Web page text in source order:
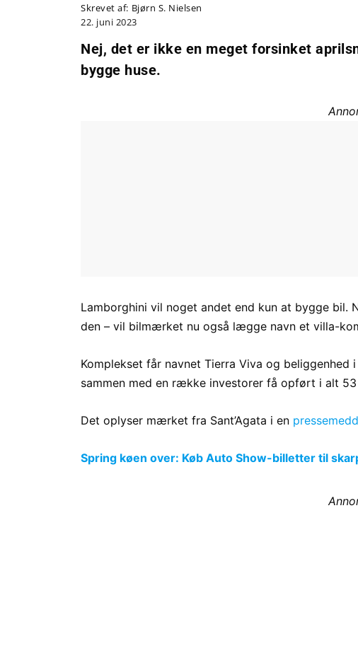
Skrevet af: Bjørn S. Nielsen
22. juni 2023
Nej, det er ikke en meget forsinket
bygge huse.
Lamborghini vil noget andet end kun at bygge bil.
den – vil bilmærket nu også lægge navn et villa-
Komplekset får navnet Tierra Viva og beliggenhed
sammen med en række investorer få opført i alt 53
Det oplyser mærket fra Sant’Agata i en
Spring køen over: Køb Auto Show-billetter til